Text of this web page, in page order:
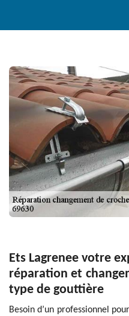
Ets Lagrenee votre
réparation et
type de gouttière
Besoin d’un professionnel